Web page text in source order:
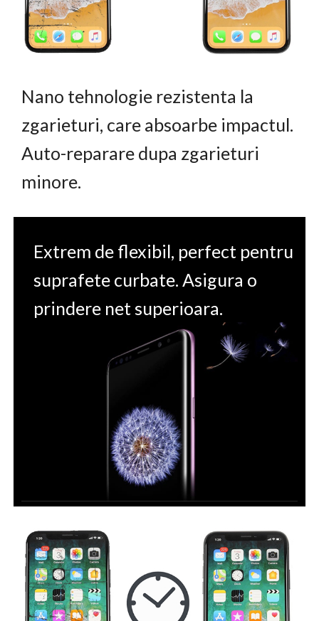
Nano tehnologie rezistenta la
zgarieturi, care absoarbe impactul.
Auto-reparare dupa zgarieturi
minore.
Extrem de flexibil, perfect pentru
suprafete curbate. Asigura o
prindere net superioara.